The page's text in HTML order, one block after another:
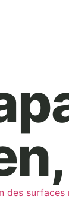
des surfaces